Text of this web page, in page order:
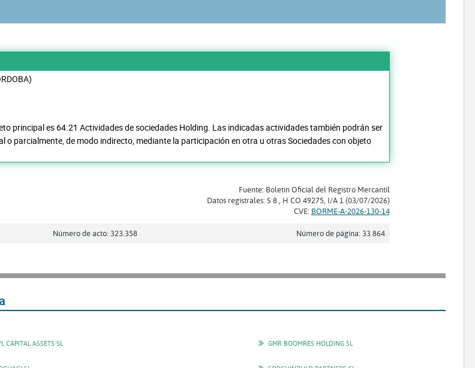
principal es 64.21 Actividades de sociedades Holding. Las indicadas actividades también podrán ser
o parcialmente, de modo indirecto, mediante la participación en otra u otras Sociedades con objeto
Fuente: Boletín Oficial del Registro Mercantil
Datos registrales: S 8 , H CO 49275, I/A 1 (03/07/2026)
CVE: BORME-A-2026-130-14
Número de acto: 323.358 Número de página: 33.864
CAPITAL ASSETS SL GMR BOOMRES HOLDING SL